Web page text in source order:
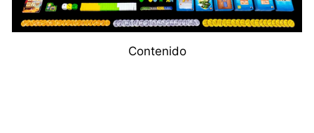
Contenido